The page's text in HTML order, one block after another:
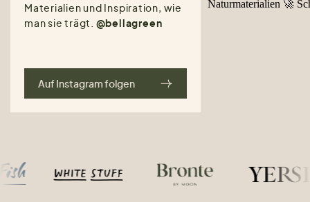
Materialien und Inspiration, wie
man sie trägt. @bellagreen
Auf Instagram folgen